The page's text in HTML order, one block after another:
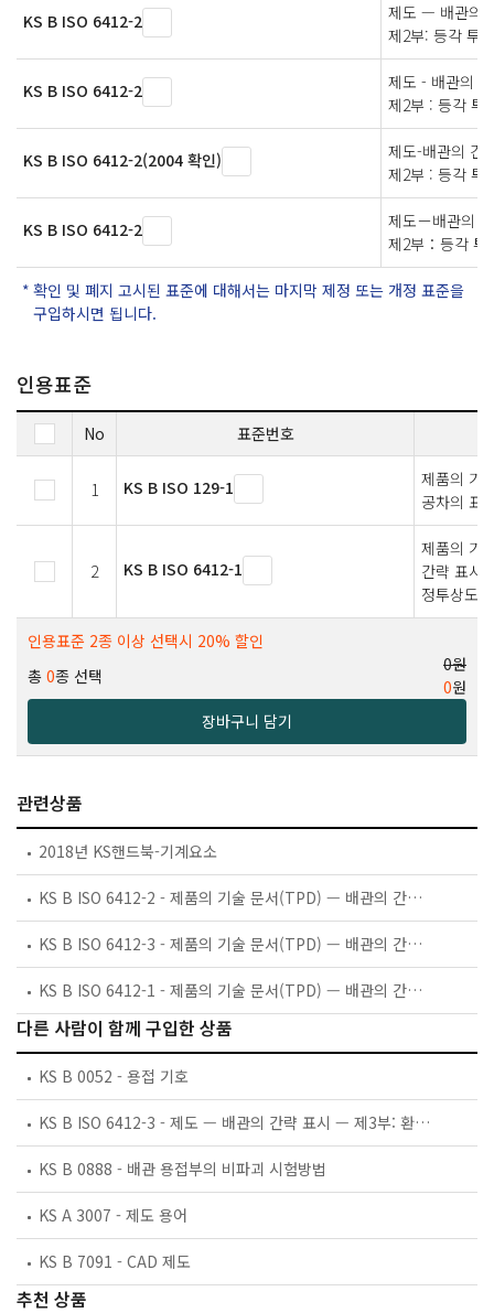
KS B ISO 6412-2
제도 — 배관의
제2부: 등각 투
KS B ISO 6412-2
제도 - 배관의
제2부 : 등각 투
KS B ISO 6412-2(2004 확인)
제도-배관의 간
제2부 : 등각 투
KS B ISO 6412-2
제도－배관의
제2부：등각 투
확인 및 폐지 고시된 표준에 대해서는 마지막 제정 또는 개정 표준을
구입하시면 됩니다.
인용표준
No 표준번호
1 KS B ISO 129-1
제품의 기
공차의 표
2 KS B ISO 6412-1
제품의 기
간략 표시
정투상도
인용표준 2종 이상 선택시 20% 할인
총 0종 선택
0원
0원
장바구니 담기
관련상품
2018년 KS핸드북-기계요소
KS B ISO 6412-2 - 제품의 기술 문서(TPD) — 배관의 간략 표시 — 제2부: 등각 투상도
KS B ISO 6412-3 - 제품의 기술 문서(TPD) — 배관의 간략 표시 — 제3부: 환기계 및 배수계의 끝부분 형체
KS B ISO 6412-1 - 제품의 기술 문서(TPD) — 배관의 간략 표시 — 제1부: 일반 규칙 및 정투상도
다른 사람이 함께 구입한 상품
KS B 0052 - 용접 기호
KS B ISO 6412-3 - 제도 — 배관의 간략 표시 — 제3부: 환기계 및 배수계의 끝부분 형체
KS B 0888 - 배관 용접부의 비파괴 시험방법
KS A 3007 - 제도 용어
KS B 7091 - CAD 제도
추천 상품